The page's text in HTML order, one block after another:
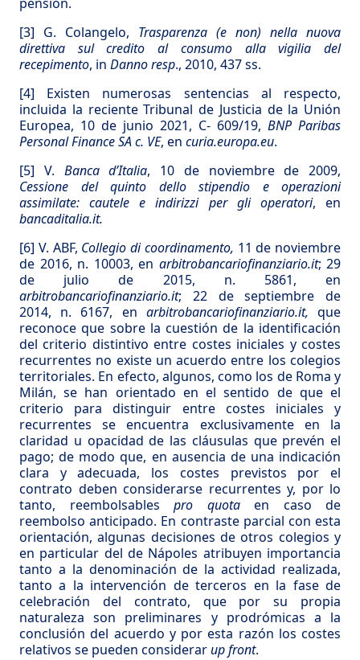
pensión.
[3] G. Colangelo, Trasparenza (e non) nella nuova
direttiva sul credito al consumo alla vigilia del
recepimento, in Danno resp., 2010, 437 ss.
[4] Existen numerosas sentencias al respecto,
incluida la reciente Tribunal de Justicia de la Unión
Europea, 10 de junio 2021, C- 609/19, BNP Paribas
Personal Finance SA c. VE, en curia.europa.eu.
[5] V. Banca d’Italia, 10 de noviembre de 2009,
Cessione del quinto dello stipendio e operazioni
assimilate: cautele e indirizzi per gli operatori, en
bancaditalia.it.
[6] V. ABF, Collegio di coordinamento, 11 de noviembre
de 2016, n. 10003, en arbitrobancariofinanziario.it; 29
de julio de 2015, n. 5861, en
arbitrobancariofinanziario.it; 22 de septiembre de
2014, n. 6167, en arbitrobancariofinanziario.it,que
reconoce que sobre la cuestión de la identificación
del criterio distintivo entre costes iniciales y costes
recurrentes no existe un acuerdo entre los colegios
territoriales. En efecto, algunos, como los de Roma y
Milán, se han orientado en el sentido de que el
criterio para distinguir entre costes iniciales y
recurrentes se encuentra exclusivamente en la
claridad u opacidad de las cláusulas que prevén el
pago; de modo que, en ausencia de una indicación
clara y adecuada, los costes previstos por el
contrato deben considerarse recurrentes y, por lo
tanto, reembolsables pro quotaen caso de
reembolso anticipado. En contraste parcial con esta
orientación, algunas decisiones de otros colegios y
en particular del de Nápoles atribuyen importancia
tanto a la denominación de la actividad realizada,
tanto a la intervención de terceros en la fase de
celebración del contrato, que por su propia
naturaleza son preliminares y prodrómicas a la
conclusión del acuerdo y por esta razón los costes
relativos se pueden considerarup front.